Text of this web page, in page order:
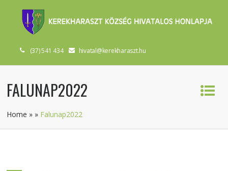
(37) 541 434 hivatal@kerekharaszt.hu
FALUNAP2022
Home » » Falunap2022